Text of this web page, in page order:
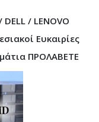
/ LENOVO
Ευκαιρίες
ΠΡΟΛΑΒΕΤΕ